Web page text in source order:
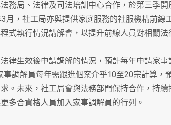
局、法律及司法培訓中心合作，於第三季開
月，社工局亦與提供家庭服務的社服機構前線
式執行情況講解會，以提升前線人員對相關法
生效後申請調解的情況，預計每年申請家事
調解員每年需跟進個案介乎10至20宗計算，
。未來，社工局會與法務部門保持合作，持續
多合資格人員加入家事調解員的行列。